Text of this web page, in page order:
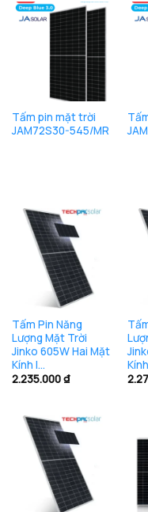
Tấm pin mặt trời
JAM72S30-545/MR
Tấm Pin Năng
Lượng Mặt Trời
Jinko 605W Hai Mặt
Kính |…
2.235.000₫